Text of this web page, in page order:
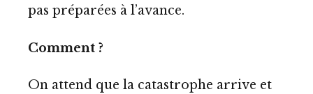
pas préparées à l’avance.
Comment ?
On attend que la catastrophe arrive et